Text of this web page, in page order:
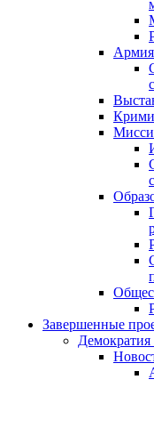
Армия
Завершенные
Демократия